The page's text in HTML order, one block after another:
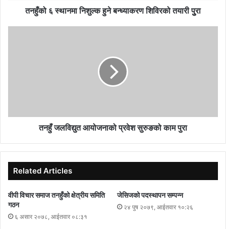
तनहुँको ६ स्थानमा निशुल्क हुने बन्ध्याकरण शिविरको तयारी पुुरा
तनहुँ जलविद्युत आयोजनाको प्रवेश सुरुङको काम पुरा
Related Articles
वीपी विचार समाज तनहुँको क्षेत्रीय समिति
गठन
६ असार २०७८, आईतवार ०८:३१
जेसिजको पदस्थापन सम्पन्न
२४ पुष २०७९, आईतवार १०:२६